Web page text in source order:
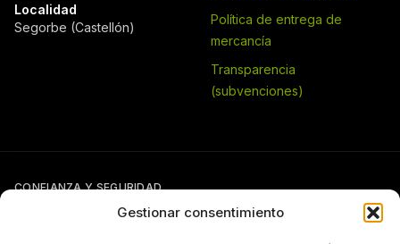
Gestionar consentimiento
Localidad
Segorbe (Castellón)
Política de entrega de
mercancía
Transparencia
(subvenciones)
CONFIANZA Y SEGURIDAD